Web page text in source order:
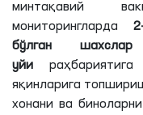
минтақавий
мониторингларда
бўлган
уйи
яқинларига
хонани ва